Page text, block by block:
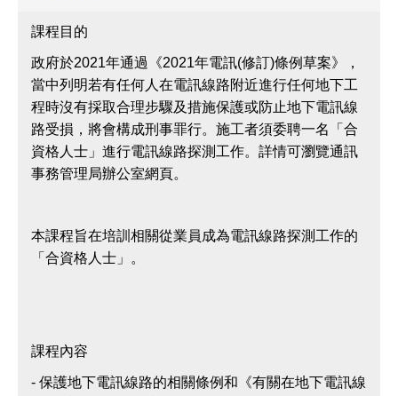
語
網
上
申
請
備
狀
態
課程目的
政府於2021年通過《2021年電訊(修訂)條例草案》，
當中列明若有任何人在電訊線路附近進行任何地下工
程時沒有採取合理步驟及措施保護或防止地下電訊線
路受損，將會構成刑事罪行。施工者須委聘一名「合
資格人士」進行電訊線路探測工作。詳情可瀏覽通訊
事務管理局辦公室網頁。
本課程旨在培訓相關從業員成為電訊線路探測工作的
「合資格人士」。
課程內容
- 保護地下電訊線路的相關條例和《有關在地下電訊線